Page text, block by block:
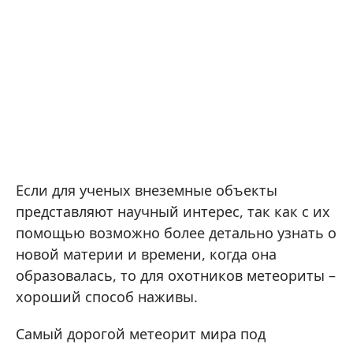
Если для ученых внеземные объекты
представляют научный интерес, так как с их
помощью возможно более детально узнать о
новой материи и времени, когда она
образовалась, то для охотников метеориты –
хороший способ наживы.
Самый дорогой метеорит мира под